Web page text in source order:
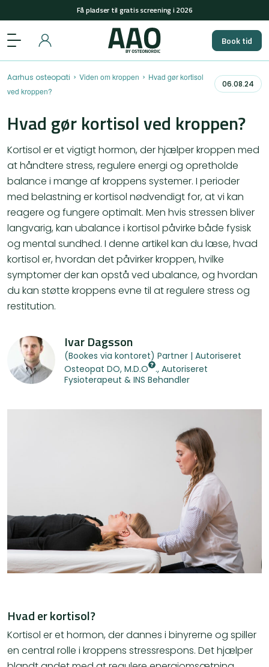
+45 29848558(man-tors: 08-15 & fre: 08-12)
Få pladser til gratis screening i 2026
+45 29848558(man-tors: 08-15 & fre: 08-12)
Få pladser til gratis screening i 2026
Book tid
Aarhus osteopati › Viden om kroppen › Hvad gør kortisol
ved kroppen?
06.08.24
Hvad gør kortisol ved kroppen?
Kortisol er et vigtigt hormon, der hjælper kroppen med
at håndtere stress, regulere energi og opretholde
balance i mange af kroppens systemer. I perioder
med belastning er kortisol nødvendigt for, at vi kan
reagere og fungere optimalt. Men hvis stressen bliver
langvarig, kan ubalance i kortisol påvirke både fysisk
og mental sundhed. I denne artikel kan du læse, hvad
kortisol er, hvordan det påvirker kroppen, hvilke
symptomer der kan opstå ved ubalance, og hvordan
du kan støtte kroppens evne til at regulere stress og
restitution.
Ivar Dagsson
(Bookes via kontoret) Partner | Autoriseret
Osteopat DO, M.D.O
., Autoriseret
Fysioterapeut & INS Behandler
Hvad er kortisol?
Kortisol er et hormon, der dannes i binyrerne og spiller
en central rolle i kroppens stressrespons. Det hjælper